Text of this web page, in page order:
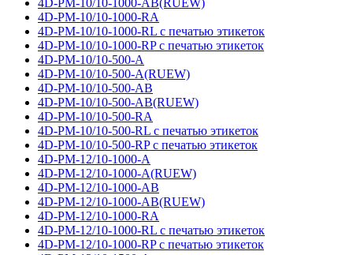
4D-PM-10/10-1000-AB(RUEW)
4D-PM-10/10-1000-RA
4D-PM-10/10-1000-RL с печатью этикеток
4D-PM-10/10-1000-RP с печатью этикеток
4D-PM-10/10-500-A
4D-PM-10/10-500-A(RUEW)
4D-PM-10/10-500-AB
4D-PM-10/10-500-AB(RUEW)
4D-PM-10/10-500-RA
4D-PM-10/10-500-RL с печатью этикеток
4D-PM-10/10-500-RP с печатью этикеток
4D-PM-12/10-1000-A
4D-PM-12/10-1000-A(RUEW)
4D-PM-12/10-1000-AB
4D-PM-12/10-1000-AB(RUEW)
4D-PM-12/10-1000-RA
4D-PM-12/10-1000-RL с печатью этикеток
4D-PM-12/10-1000-RP с печатью этикеток